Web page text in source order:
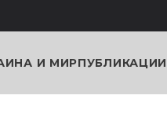
И МИРПУБЛИКАЦИИ